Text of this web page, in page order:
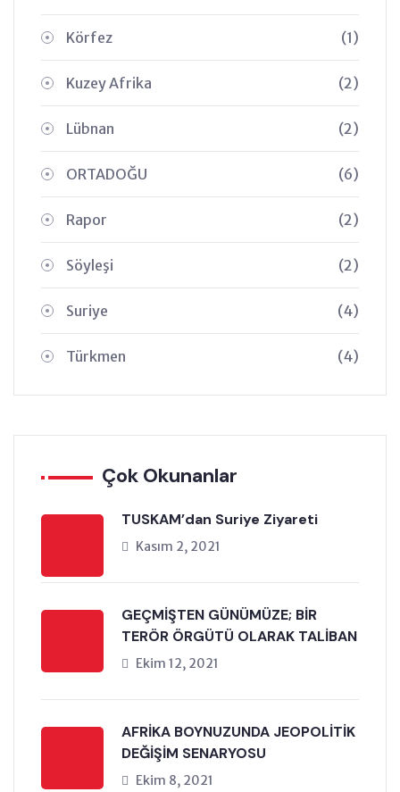
Körfez (1)
Kuzey Afrika (2)
Lübnan (2)
ORTADOĞU (6)
Rapor (2)
Söyleşi (2)
Suriye (4)
Türkmen (4)
Çok Okunanlar
TUSKAM’dan Suriye Ziyareti
Kasım 2, 2021
GEÇMİŞTEN GÜNÜMÜZE; BİR
TERÖR ÖRGÜTÜ OLARAK TALİBAN
Ekim 12, 2021
AFRİKA BOYNUZUNDA JEOPOLİTİK
DEĞİŞİM SENARYOSU
Ekim 8, 2021